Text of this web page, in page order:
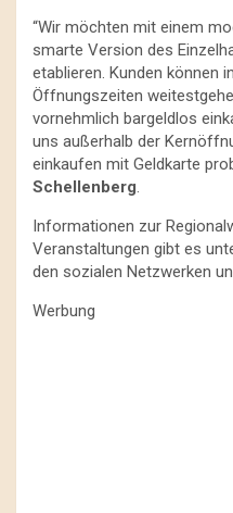
“Wir möchten mit einem
smarte Version des
etablieren. Kunden können
Öffnungszeiten
vornehmlich bargeldlos
uns außerhalb der
einkaufen mit Geldkarte
Schellenberg.
Informationen zur
Veranstaltungen gibt es
den sozialen Netzwerken
Werbung